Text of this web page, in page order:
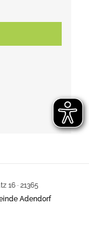
16 · 21365
Adendorf